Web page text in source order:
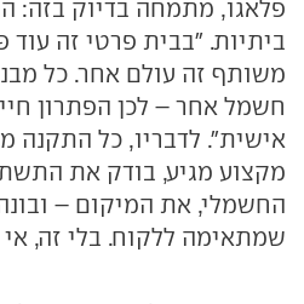
פלאגו, מתמחה בדיוק בזה:
ביתיות. "בבית פרטי זה עוד
משותף זה עולם אחר. כל
חשמל אחר – לכן הפתרון
אישית". לדבריו, כל התקנה
מקצוע מגיע, בודק את
החשמלי, את המיקום –
שמתאימה ללקוח. בלי זה,